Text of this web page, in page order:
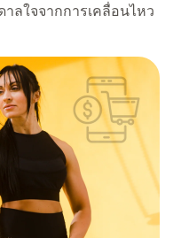
ลใจจากการเคลื่อนไหว